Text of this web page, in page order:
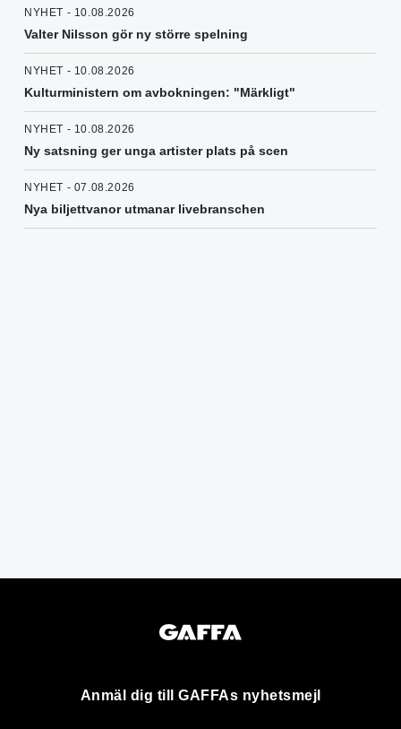
NYHET - 10.08.2026
Valter Nilsson gör ny större spelning
NYHET - 10.08.2026
Kulturministern om avbokningen: "Märkligt"
NYHET - 10.08.2026
Ny satsning ger unga artister plats på scen
NYHET - 07.08.2026
Nya biljettvanor utmanar livebranschen
Anmäl dig till GAFFAs nyhetsmejl